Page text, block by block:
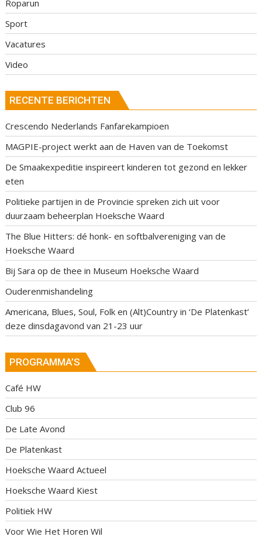
Roparun
Sport
Vacatures
Video
RECENTE BERICHTEN
Crescendo Nederlands Fanfarekampioen
MAGPIE-project werkt aan de Haven van de Toekomst
De Smaakexpeditie inspireert kinderen tot gezond en lekker
eten
Politieke partijen in de Provincie spreken zich uit voor
duurzaam beheerplan Hoeksche Waard
The Blue Hitters: dé honk- en softbalvereniging van de
Hoeksche Waard
Bij Sara op de thee in Museum Hoeksche Waard
Ouderenmishandeling
Americana, Blues, Soul, Folk en (Alt)Country in ‘De Platenkast’
deze dinsdagavond van 21-23 uur
PROGRAMMA’S
Café HW
Club 96
De Late Avond
De Platenkast
Hoeksche Waard Actueel
Hoeksche Waard Kiest
Politiek HW
Voor Wie Het Horen Wil